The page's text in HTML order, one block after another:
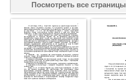
Посмотреть все страницы